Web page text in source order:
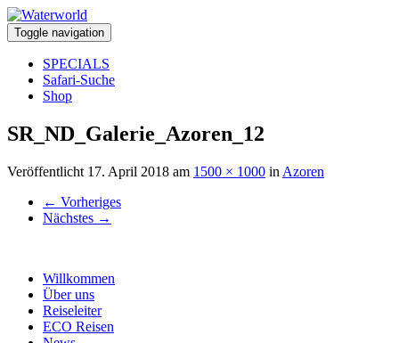
Toggle navigation
SPECIALS
Safari-Suche
Shop
SR_ND_Galerie_Azoren_12
Veröffentlicht 17. April 2018 am 1500 × 1000 in Azoren
← Vorheriges
Nächstes →
Willkommen
Über uns
Reiseleiter
ECO Reisen